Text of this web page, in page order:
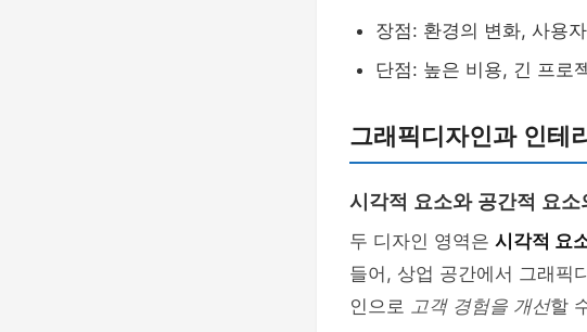
장점: 환경의 변화, 사용
단점: 높은 비용, 긴 프로
그래픽디자인과 인테
시각적 요소와 공간적 요소
두 디자인 영역은 시각적 요
들어, 상업 공간에서 그래픽
인으로 고객 경험을 개선할